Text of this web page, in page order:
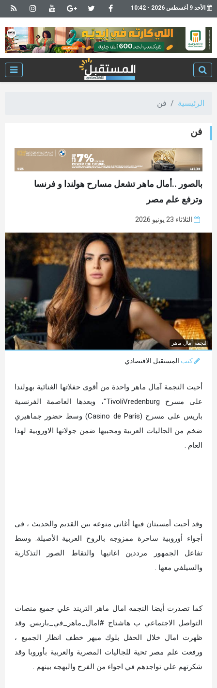
الأحد 9 أغسطس 2026 - 10:42
الرئيسية فن
فن
بالصور ..أمال ماهر تشعل مسارح هولندا و فرنسا
وترفع علم مصر
الثلاثاء 23 يونيو 2026
النجمة آمال ماهر
كتب المستقبل الاقتصادي
أحيت النجمة آمال ماهر واحدة من أقوى حفلاتها الغنائية بهولندا
على مسرح TivoliVredenburg"، وبعدها العاصمة الفرنسية
باريس على مسرح (Casino de Paris) وسط حضور جماهيري
ضخم من الجاليات العربية ومحبيها ضمن جولاتها الاوروبية لهذا
العام .
وقد أحيت أمسيتان فيها أغاني منوعه بين القديم والحديث ، في
أجواء أوروبية ساحرة ممزوجه بالروح العربية الأصيلة. وسط
تفاعل الجمهور مرددين اغانيها والتقاط الصور التذكارية
والسيلفي معها .
كما تصدرت أيضا النجمه امال ماهر التريند علي جميع منصات
التواصل الاجتماعي ب هاشتاج #امال_ماهر_في_باريس. وقد
ظهرت امال خلال الحفل بلوك مبهر خطف انظار الجميع ،
ورفعت علم مصر تحية للجاليات المصرية والعربية بأوروبا وقد
شكرتهم علي تواجدهم في اجواء من الفرح والبهجه بينهم .